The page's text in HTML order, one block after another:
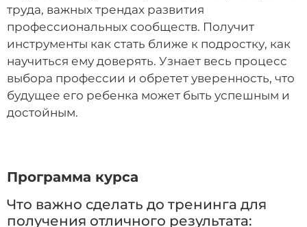
труда, важных трендах развития
профессиональных сообществ. Получит
инструменты как стать ближе к подростку, как
научиться ему доверять. Узнает весь процесс
выбора профессии и обретет уверенность, что
будущее его ребенка может быть успешным и
достойным.
Программа курса
Что важно сделать до тренинга для
получения отличного результата: